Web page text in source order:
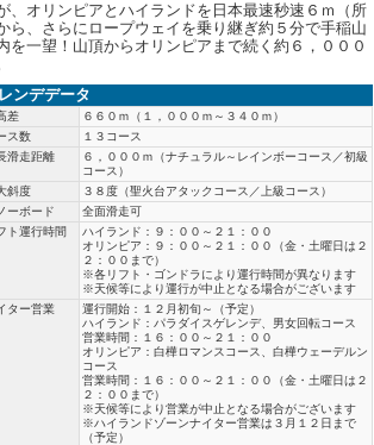
、オリンピアとハイランドを日本最速秒速６ｍ（所
、さらにロープウェイを乗り継ぎ約５分で手稲山
一望！山頂からオリンピアまで続く約６，０００
ンデデータ
差
６６０ｍ（１，０００ｍ～３４０ｍ）
ス数
１３コース
滑走距離
６，０００ｍ（ナチュラル～レインボーコース／初級
コース）
斜度
３８度（聖火台アタックコース／上級コース）
ーボード
全面滑走可
ト運行時間
ハイランド：９：００～２１：００
オリンピア：９：００～２１：００（金・土曜日は２
２：００まで）
※各リフト・ゴンドラにより運行時間が異なります
※天候等により運行が中止となる場合がございます
ター営業
運行開始：１２月初旬～（予定）
ハイランド：パラダイスゲレンデ、男女回転コース
営業時間：１６：００～２１：００
オリンピア：白樺ロマンスコース、白樺ウェーデルン
コース
営業時間：１６：００～２１：００（金・土曜日は２
２：００まで）
※天候等により営業が中止となる場合がございます
※ハイランドゾーンナイター営業は３月１２日まで
（予定）